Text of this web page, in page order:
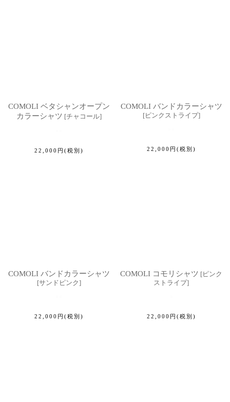
COMOLI ベタシャンオープン
カラーシャツ [チャコール]
22,000 円 (税別)
COMOLI バンドカラーシャツ
[ピンクストライプ]
22,000 円 (税別)
COMOLI バンドカラーシャツ
[サンドピンク]
22,000 円 (税別)
COMOLI コモリシャツ [ピンク
ストライプ]
22,000 円 (税別)